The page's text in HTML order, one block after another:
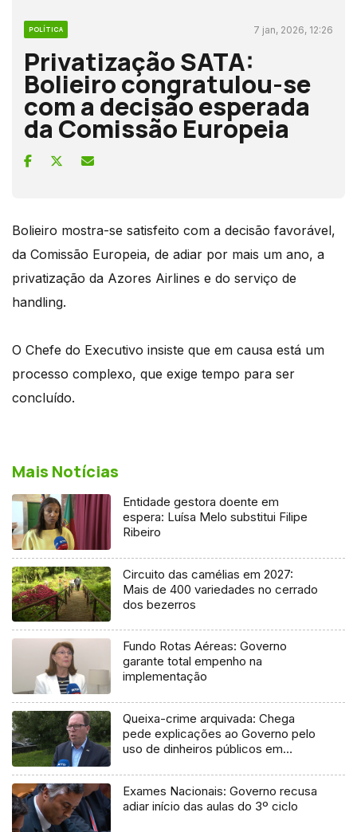
POLÍTICA 7 jan, 2026, 12:26
Privatização SATA:
Bolieiro congratulou-se
com a decisão esperada
da Comissão Europeia
Bolieiro mostra-se satisfeito com a decisão favorável,
da Comissão Europeia, de adiar por mais um ano, a
privatização da Azores Airlines e do serviço de
handling.
O Chefe do Executivo insiste que em causa está um
processo complexo, que exige tempo para ser
concluído.
Mais Notícias
Entidade gestora doente em
espera: Luísa Melo substitui Filipe
Ribeiro
Circuito das camélias em 2027:
Mais de 400 variedades no cerrado
dos bezerros
Fundo Rotas Aéreas: Governo
garante total empenho na
implementação
Queixa-crime arquivada: Chega
pede explicações ao Governo pelo
uso de dinheiros públicos em
Exames Nacionais: Governo recusa
adiar início das aulas do 3º ciclo